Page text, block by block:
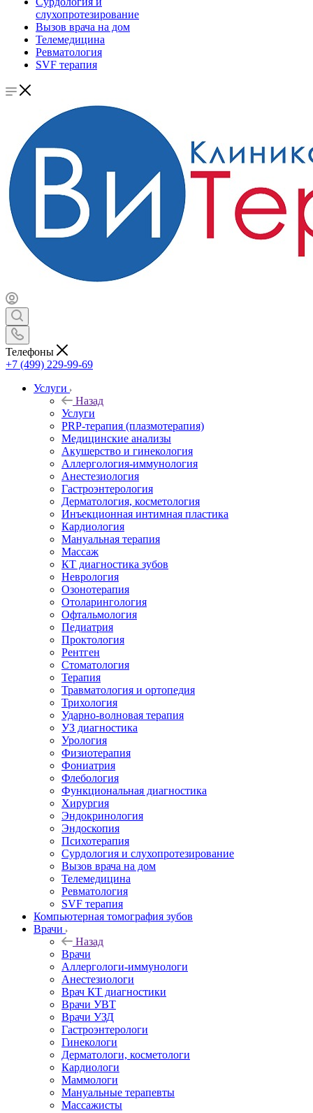
слухопротезирование
Вызов врача на дом
Телемедицина
Ревматология
SVF терапия
Телефоны
+7 (499) 229-99-69
Услуги
Назад
Услуги
PRP-терапия (плазмотерапия)
Медицинские анализы
Акушерство и гинекология
Аллергология-иммунология
Анестезиология
Гастроэнтерология
Дерматология, косметология
Инъекционная интимная пластика
Кардиология
Мануальная терапия
Массаж
КТ диагностика зубов
Неврология
Озонотерапия
Отоларингология
Офтальмология
Педиатрия
Проктология
Рентген
Стоматология
Терапия
Травматология и ортопедия
Трихология
Ударно-волновая терапия
УЗ диагностика
Урология
Физиотерапия
Фониатрия
Флебология
Функциональная диагностика
Хирургия
Эндокринология
Эндоскопия
Психотерапия
Сурдология и слухопротезирование
Вызов врача на дом
Телемедицина
Ревматология
SVF терапия
Компьютерная томография зубов
Врачи
Назад
Врачи
Аллергологи-иммунологи
Анестезиологи
Врач КТ диагностики
Врачи УВТ
Врачи УЗД
Гастроэнтерологи
Гинекологи
Дерматологи, косметологи
Кардиологи
Маммологи
Мануальные терапевты
Массажисты